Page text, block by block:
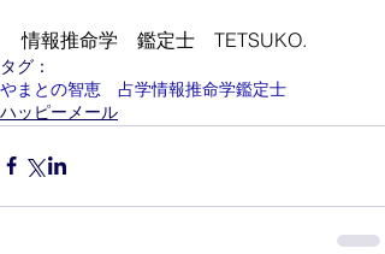
情報推命学　鑑定士　TETSUKO.
タグ：
やまとの智恵 占学情報推命学鑑定士
ハッピーメール